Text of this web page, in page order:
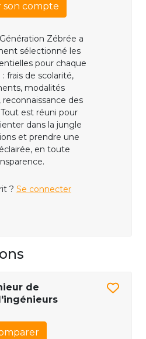
son compte
Zébrée a
sélectionné les
pour chaque
frais de scolarité,
modalités
reconnaissance des
est réuni pour
dans la jungle
et prendre une
en toute
? Se connecter
de